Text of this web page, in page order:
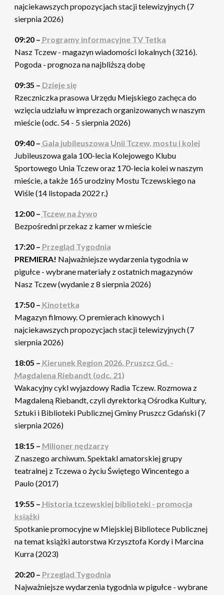
najciekawszych propozycjach stacji telewizyjnych (7
sierpnia 2026)
09:20 – Programy informacyjne TV Tetka
Nasz Tczew - magazyn wiadomości lokalnych (3216).
Pogoda - prognoza na najbliższą dobę
09:35 – Dzieje się
Rzeczniczka prasowa Urzędu Miejskiego zachęca do
wzięcia udziału w imprezach organizowanych w naszym
mieście (odc. 54 - 5 sierpnia 2026)
09:40 – Gala jubileuszowa Unii Tczew, mostu i kolei
Jubileuszowa gala 100-lecia Kolejowego Klubu
Sportowego Unia Tczew oraz 170-lecia kolei w naszym
mieście, a także 165 urodziny Mostu Tczewskiego na
Wiśle (14 listopada 2022 r.)
12:00 – Tczew na żywo
Bezpośredni przekaz z kamer w mieście
17:20 – Przegląd Tygodnia
PREMIERA! Najważniejsze wydarzenia tygodnia w
pigułce - wybrane materiały z ostatnich magazynów
Nasz Tczew (wydanie z 8 sierpnia 2026)
17:50 – Kinotetka
Magazyn filmowy. O premierach kinowych i
najciekawszych propozycjach stacji telewizyjnych (7
sierpnia 2026)
18:05 – Kierunek Region 2026. Pruszcz Gd. -
Magdalena Riebandt (odc. 21)
Wakacyjny cykl wyjazdowy Radia Tczew. Rozmowa z
Magdaleną Riebandt, czyli dyrektorką Ośrodka Kultury,
Sztuki i Biblioteki Publicznej Gminy Pruszcz Gdański (7
sierpnia 2026)
18:15 – Milioner nędzarzy
Z naszego archiwum. Spektakl amatorskiej grupy
teatralnej z Tczewa o życiu Świętego Wincentego a
Paulo (2017)
19:55 – Historia tczewskiej biblioteki - promocja
książki
Spotkanie promocyjne w Miejskiej Bibliotece Publicznej
na temat książki autorstwa Krzysztofa Kordy i Marcina
Kurra (2023)
20:20 – Przegląd Tygodnia
Najważniejsze wydarzenia tygodnia w pigułce - wybrane